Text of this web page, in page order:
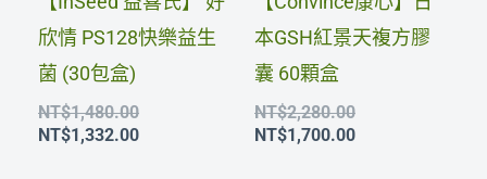
欣情 PS128快樂益生
菌 (30包盒)
NT$1,480.00
NT$1,332.00
本GSH紅景天複方膠
囊 60顆盒
NT$2,280.00
NT$1,700.00